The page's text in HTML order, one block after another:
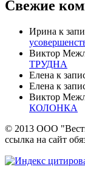
Свежие
Ирина к
Виктор
ТРУДНА
Елена к
Елена к
Виктор
КОЛОНКА
© 2013 ООО
ссылка на сайт